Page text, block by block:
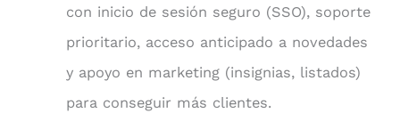
con inicio de sesión seguro (SSO), soporte
prioritario, acceso anticipado a novedades
y apoyo en marketing (insignias, listados)
para conseguir más clientes.